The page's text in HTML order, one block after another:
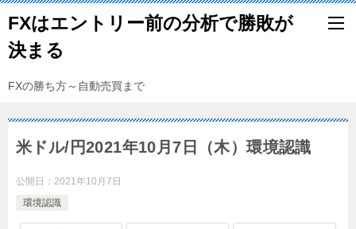
FXはエントリー前の分析で勝敗が
決まる
FXの勝ち方～自動売買まで
米ドル/円2021年10月7日（木）環境認識
公開日： 2021年10月7日
環境認識